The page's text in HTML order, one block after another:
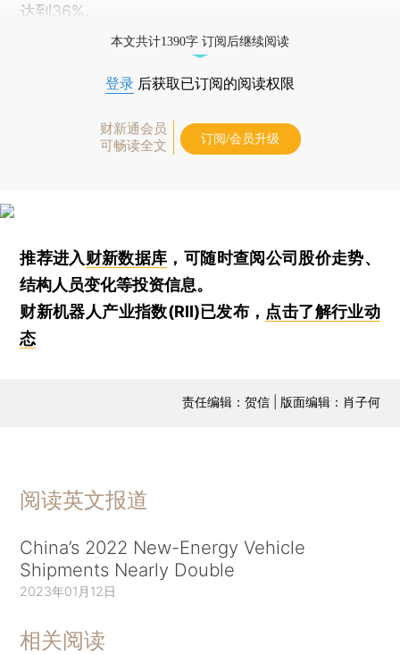
达到36%。
本文共计1390字 订阅后继续阅读
登录 后获取已订阅的阅读权限
财新通会员
可畅读全文
订阅/会员升级
推荐进入财新数据库 ，可随时查阅公司股价走势、
结构人员变化等投资信息。
财新机器人产业指数(RII)已发布， 点击了解行业动
态
责任编辑：贺信 | 版面编辑：肖子何
阅读英文报道
China’s 2022 New-Energy Vehicle
Shipments Nearly Double
2023年01月12日
相关阅读